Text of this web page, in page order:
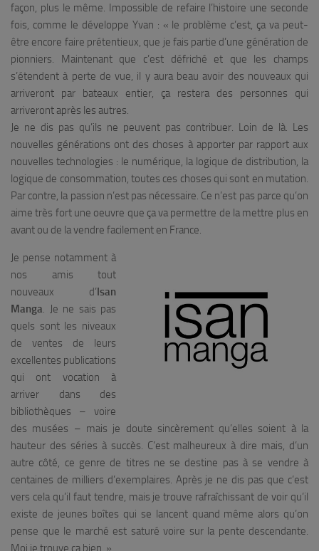
façon, plus le même. Impossible de refaire l’histoire une seconde
fois, comme le développe Yvan : « le problème c’est, ça va peut-
être encore faire prétentieux, que je fais partie d’une génération de
pionniers. Maintenant que c’est défriché et que les champs
s’étendent à perte de vue, il y aura beau avoir des nouveaux qui
arriveront par bateaux entier, ça restera des personnes qui
arriveront après les autres.
Je ne dis pas qu’ils ne peuvent pas contribuer. Loin de là. Les
nouvelles générations ont des choses à apporter par rapport aux
nouvelles technologies : le numérique, la logique de distribution, la
logique de consommation, toutes ces choses qui sont en mutation.
Par contre, la passion n’est pas nécessaire. Ce n’est pas parce qu’on
aime très fort une oeuvre que ça va permettre de la mettre plus en
avant ou de la vendre facilement en France.
Je pense notamment à
nos amis tout
nouveaux d’Isan
Manga. Je ne sais pas
quels sont les niveaux
de ventes de leurs
excellentes publications
qui ont vocation à
arriver dans des
bibliothèques – voire
des musées – mais je doute sincèrement qu’elles soient à la
hauteur des séries à succès. C’est malheureux à dire mais, d’un
autre côté, ce genre de titres ne se destine pas à se vendre à
centaines de milliers d’exemplaires. Après je ne dis pas que c’est
vers cela qu’il faut tendre, mais je trouve rafraîchissant de voir qu’il
existe de jeunes boîtes qui se lancent quand même alors qu’on
pense que le marché est saturé voire sur la pente descendante.
Moi je trouve ça bien. »